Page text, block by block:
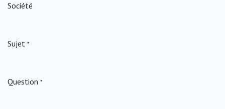
Société
Sujet *
Question *